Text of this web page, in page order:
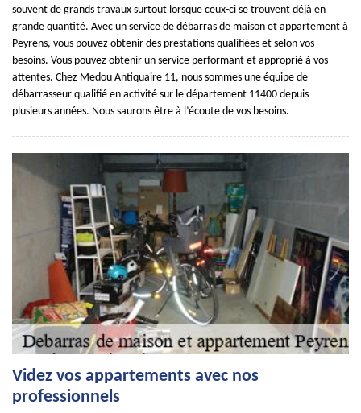
souvent de grands travaux surtout lorsque ceux-ci se trouvent déjà en
grande quantité. Avec un service de débarras de maison et appartement à
Peyrens, vous pouvez obtenir des prestations qualifiées et selon vos
besoins. Vous pouvez obtenir un service performant et approprié à vos
attentes. Chez Medou Antiquaire 11, nous sommes une équipe de
débarrasseur qualifié en activité sur le département 11400 depuis
plusieurs années. Nous saurons être à l’écoute de vos besoins.
Videz vos appartements avec nos
professionnels